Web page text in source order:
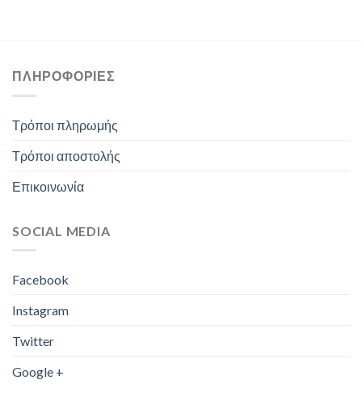
ΠΛΗΡΟΦΟΡΊΕΣ
Τρόποι πληρωμής
Τρόποι αποστολής
Επικοινωνία
SOCIAL MEDIA
Facebook
Instagram
Twitter
Google +